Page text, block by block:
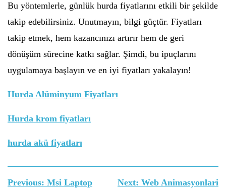
Bu yöntemlerle, günlük hurda fiyatlarını etkili bir şekilde
takip edebilirsiniz. Unutmayın, bilgi güçtür. Fiyatları
takip etmek, hem kazancınızı artırır hem de geri
dönüşüm sürecine katkı sağlar. Şimdi, bu ipuçlarını
uygulamaya başlayın ve en iyi fiyatları yakalayın!
Hurda Alüminyum Fiyatları
Hurda krom fiyatları
hurda akü fiyatları
Yazı
Previous: Msi Laptop
Next: Web Animasyonlari